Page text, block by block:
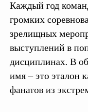
Каждый год
громких
зрелищных
выступлений в
дисциплинах. В
имя – это эталон
фанатов из